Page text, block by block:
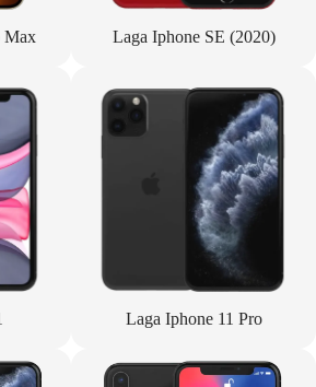
Max Laga Iphone SE (2020)
Laga Iphone 11 Pro